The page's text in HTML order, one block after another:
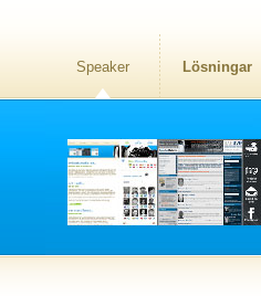
Speaker Lösningar